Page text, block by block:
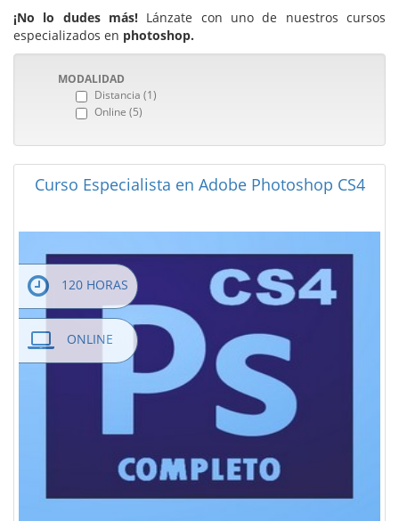
¡No lo dudes más! Lánzate con uno de nuestros cursos
especializados en photoshop.
MODALIDAD
Distancia (1)
Online (5)
Curso Especialista en Adobe Photoshop CS4
120 HORAS
ONLINE